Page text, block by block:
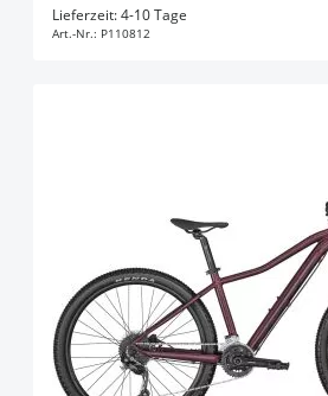
Lieferzeit: 4-10 Tage
Art.-Nr.: P110812